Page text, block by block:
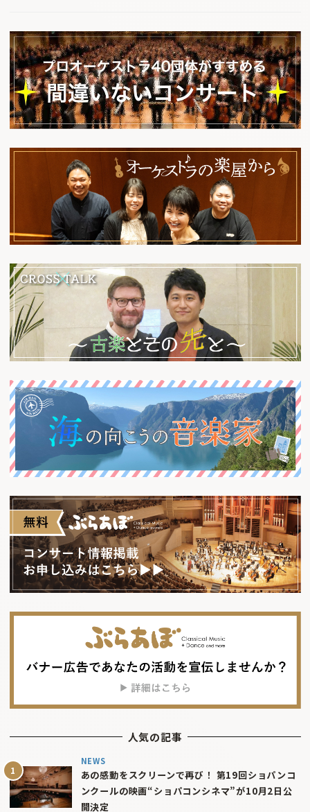
人気の記事
NEWS
あの感動をスクリーンで再び！ 第19回ショパンコ
ンクールの映画“ショパコンシネマ”が10月2日公
開決定